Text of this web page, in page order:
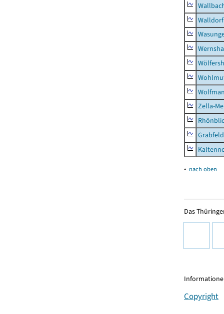
Walldorf
Zella-
Grabfeld
▴ nach oben
Das
Copyright